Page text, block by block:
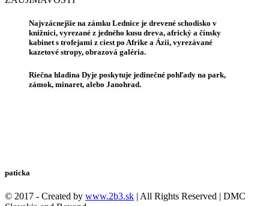
Najvzácnejšie na zámku Lednice je drevené schodisko v
knižnici, vyrezané z jedného kusu dreva, africký a čínsky
kabinet s trofejami z ciest po Afrike a Ázii, vyrezávané
kazetové stropy, obrazová galéria.
Riečna hladina Dyje poskytuje jedinečné pohľady na park,
zámok, minaret, alebo Janohrad.
paticka
© 2017 - Created by www.2b3.sk | All Rights Reserved | DMC